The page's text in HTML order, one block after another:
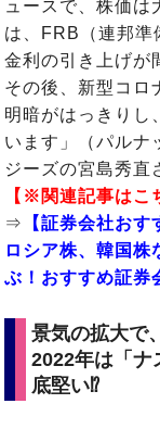
ュースで、株価は
は、FRB（連邦準
金利の引き上げが
その後、新型コロ
明暗がはっきりし
います」（パルナ
ジーズの宮島秀直
【※関連記事はこ
⇒
【証券会社お
ロシア株、韓国株
ぶ！おすすめ証券
景気の拡大で
2022年は「ナ
底堅い⁉